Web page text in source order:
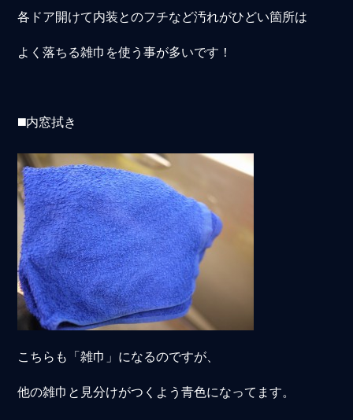
各ドア開けて内装とのフチなど汚れがひどい箇所は
よく落ちる雑巾を使う事が多いです！
◼️内窓拭き
こちらも「雑巾」になるのですが、
他の雑巾と見分けがつくよう青色になってます。